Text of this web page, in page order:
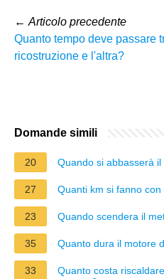
← Articolo precedente
Quanto tempo deve passare
ricostruzione e l'altra?
Domande simili
20 Quando si abbasserà
27 Quanti km si fanno
23 Quando scendera il
35 Quanto dura il motore
33
Quanto costa